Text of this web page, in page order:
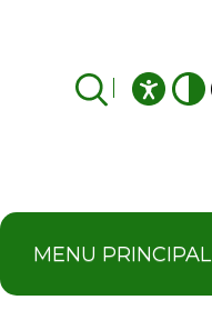
MENU PRINCIPAL